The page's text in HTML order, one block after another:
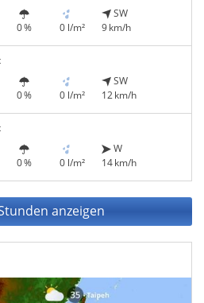
0 % 0 l/m²
SW
9 km/h
0 % 0 l/m²
SW
12 km/h
0 % 0 l/m²
W
14 km/h
anzeigen